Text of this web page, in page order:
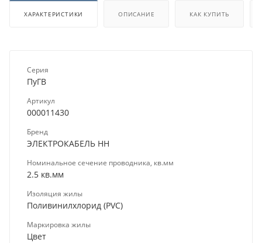
ХАРАКТЕРИСТИКИ ОПИСАНИЕ КАК КУПИТЬ
Серия
ПуГВ
Артикул
000011430
Бренд
ЭЛЕКТРОКАБЕЛЬ НН
Номинальное сечение проводника, кв.мм
2.5 кв.мм
Изоляция жилы
Поливинилхлорид (PVC)
Маркировка жилы
Цвет